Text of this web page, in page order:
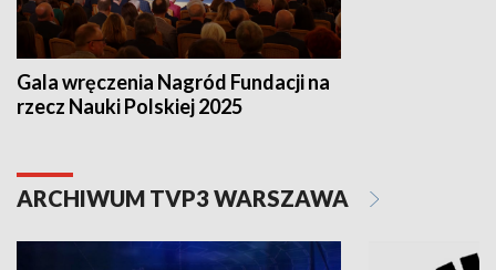
Gala wręczenia Nagród Fundacji na
rzecz Nauki Polskiej 2025
ARCHIWUM TVP3 WARSZAWA